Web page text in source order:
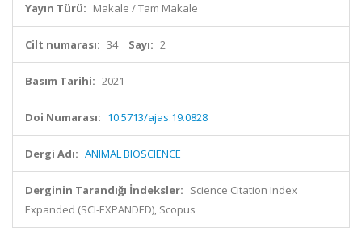
Yayın Türü: Makale / Tam Makale
Cilt numarası: 34 Sayı: 2
Basım Tarihi: 2021
Doi Numarası: 10.5713/ajas.19.0828
Dergi Adı: ANIMAL BIOSCIENCE
Derginin Tarandığı İndeksler: Science Citation Index
Expanded (SCI-EXPANDED), Scopus